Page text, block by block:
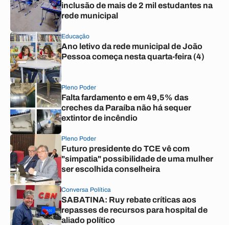
inclusão de mais de 2 mil estudantes na
rede municipal
Educação
Ano letivo da rede municipal de João
Pessoa começa nesta quarta-feira (4)
Pleno Poder
Falta fardamento e em 49,5% das
creches da Paraíba não há sequer
extintor de incêndio
Pleno Poder
Futuro presidente do TCE vê com
"simpatia" possibilidade de uma mulher
ser escolhida conselheira
Conversa Política
SABATINA: Ruy rebate críticas aos
repasses de recursos para hospital de
aliado político